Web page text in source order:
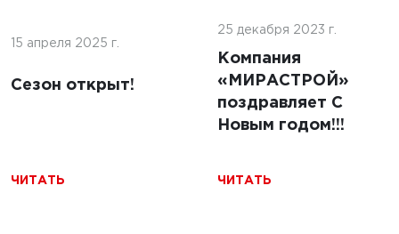
15 апреля 2025 г.
Сезон открыт!
ЧИТАТЬ
25 декабря 2023 г.
Компания
«МИРАСТРОЙ»
поздравляет С
Новым годом!!!
ЧИТАТЬ
современные
подходы и
технологии